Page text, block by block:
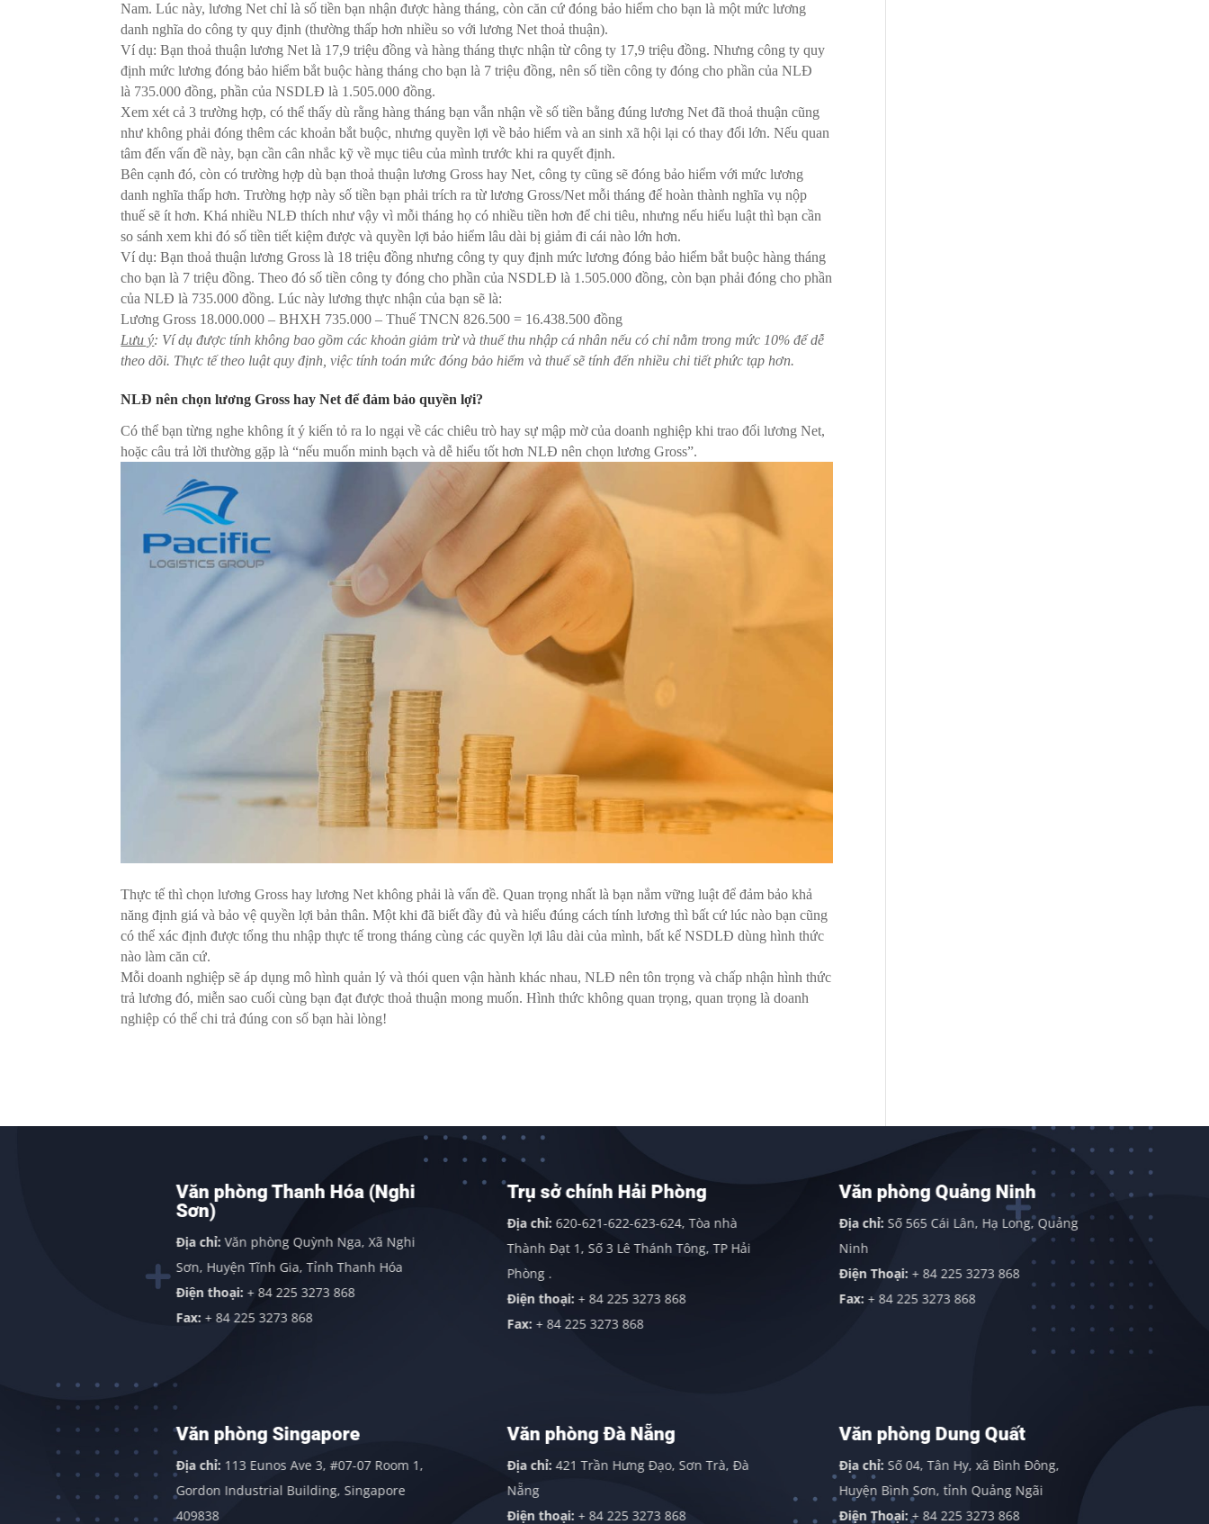
Nam. Lúc này, lương Net chỉ là số tiền bạn nhận được hàng tháng, còn căn cứ đóng bảo hiểm cho bạn là một mức lương
danh nghĩa do công ty quy định (thường thấp hơn nhiều so với lương Net thoả thuận).
Ví dụ: Bạn thoả thuận lương Net là 17,9 triệu đồng và hàng tháng thực nhận từ công ty 17,9 triệu đồng. Nhưng công ty quy
định mức lương đóng bảo hiểm bắt buộc hàng tháng cho bạn là 7 triệu đồng, nên số tiền công ty đóng cho phần của NLĐ
là 735.000 đồng, phần của NSDLĐ là 1.505.000 đồng.
Xem xét cả 3 trường hợp, có thể thấy dù rằng hàng tháng bạn vẫn nhận về số tiền bằng đúng lương Net đã thoả thuận cũng
như không phải đóng thêm các khoản bắt buộc, nhưng quyền lợi về bảo hiểm và an sinh xã hội lại có thay đổi lớn. Nếu quan
tâm đến vấn đề này, bạn cần cân nhắc kỹ về mục tiêu của mình trước khi ra quyết định.
Bên cạnh đó, còn có trường hợp dù bạn thoả thuận lương Gross hay Net, công ty cũng sẽ đóng bảo hiểm với mức lương
danh nghĩa thấp hơn. Trường hợp này số tiền bạn phải trích ra từ lương Gross/Net mỗi tháng để hoàn thành nghĩa vụ nộp
thuế sẽ ít hơn. Khá nhiều NLĐ thích như vậy vì mỗi tháng họ có nhiều tiền hơn để chi tiêu, nhưng nếu hiểu luật thì bạn cần
so sánh xem khi đó số tiền tiết kiệm được và quyền lợi bảo hiểm lâu dài bị giảm đi cái nào lớn hơn.
Ví dụ: Bạn thoả thuận lương Gross là 18 triệu đồng nhưng công ty quy định mức lương đóng bảo hiểm bắt buộc hàng tháng
cho bạn là 7 triệu đồng. Theo đó số tiền công ty đóng cho phần của NSDLĐ là 1.505.000 đồng, còn bạn phải đóng cho phần
của NLĐ là 735.000 đồng. Lúc này lương thực nhận của bạn sẽ là:
Lương Gross 18.000.000 – BHXH 735.000 – Thuế TNCN 826.500 = 16.438.500 đồng
Lưu ý: Ví dụ được tính không bao gồm các khoản giảm trừ và thuế thu nhập cá nhân nếu có chỉ nằm trong mức 10% để dễ
theo dõi. Thực tế theo luật quy định, việc tính toán mức đóng bảo hiểm và thuế sẽ tính đến nhiều chi tiết phức tạp hơn.
NLĐ nên chọn lương Gross hay Net để đảm bảo quyền lợi?
Có thể bạn từng nghe không ít ý kiến tỏ ra lo ngại về các chiêu trò hay sự mập mờ của doanh nghiệp khi trao đổi lương Net,
hoặc câu trả lời thường gặp là “nếu muốn minh bạch và dễ hiểu tốt hơn NLĐ nên chọn lương Gross”.
Thực tế thì chọn lương Gross hay lương Net không phải là vấn đề. Quan trọng nhất là bạn nắm vững luật để đảm bảo khả
năng định giá và bảo vệ quyền lợi bản thân. Một khi đã biết đầy đủ và hiểu đúng cách tính lương thì bất cứ lúc nào bạn cũng
có thể xác định được tổng thu nhập thực tế trong tháng cùng các quyền lợi lâu dài của mình, bất kể NSDLĐ dùng hình thức
nào làm căn cứ.
Mỗi doanh nghiệp sẽ áp dụng mô hình quản lý và thói quen vận hành khác nhau, NLĐ nên tôn trọng và chấp nhận hình thức
trả lương đó, miễn sao cuối cùng bạn đạt được thoả thuận mong muốn. Hình thức không quan trọng, quan trọng là doanh
nghiệp có thể chi trả đúng con số bạn hài lòng!
Văn phòng Thanh Hóa (Nghi
Sơn)
Địa chỉ:Văn phòng Quỳnh Nga, Xã Nghi
Sơn, Huyện Tĩnh Gia, Tỉnh Thanh Hóa
Điện thoại:+ 84 225 3273 868
+ 84 225 3273 868
Trụ sở chính Hải Phòng
Địa chỉ:620-621-622-623-624, Tòa nhà
Thành Đạt 1, Số 3 Lê Thánh Tông, TP Hải
Phòng .
Điện thoại:+ 84 225 3273 868
+ 84 225 3273 868
Văn phòng Quảng Ninh
Địa chỉ:Số 565 Cái Lân, Hạ Long, Quảng
Điện Thoại:+ 84 225 3273 868
+ 84 225 3273 868
Văn
Sơn)
Địa chỉ:
Sơn,
Văn phòng Singapore
Địa chỉ:113 Eunos Ave 3, #07-07 Room 1,
Gordon Industrial Building, Singapore
409838
Văn phòng Đà Nẵng
Địa chỉ:421 Trần Hưng Đạo, Sơn Trà, Đà
Điện thoại:+ 84 225 3273 868
Văn phòng Dung Quất
Địa chỉ:Số 04, Tân Hy, xã Bình Đông,
Huyện Bình Sơn, tỉnh Quảng Ngãi
Điện Thoại:+ 84 225 3273 868